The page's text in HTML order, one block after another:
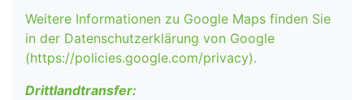
Weitere Informationen zu Google Maps finden Sie
in der Datenschutzerklärung von Google
(https://policies.google.com/privacy).
Drittlandtransfer: